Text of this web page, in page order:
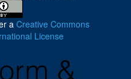
a Creative Commons
License